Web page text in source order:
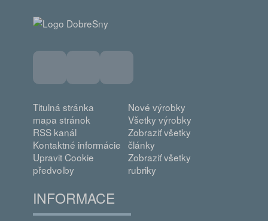
Titulná stránka
mapa stránok
RSS kanál
Kontaktné informácie
Upravit Cookie
předvolby
Nové výrobky
Všetky výrobky
Zobraziť všetky
články
Zobraziť všetky
rubriky
INFORMACE